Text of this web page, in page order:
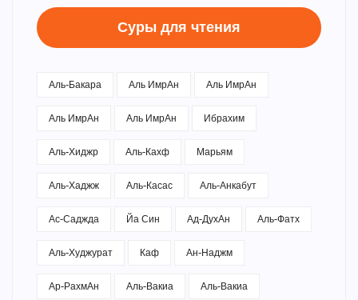
Суры для чтения
Аль-Бакара Аль ИмрАн
Аль ИмрАн
Аль ИмрАн
Аль ИмрАн
Ибрахим
Аль-Хиджр
Аль-Кахф
Марьям
Аль-Хаджж
Аль-Касас
Аль-Анкабут
Ас-Саджда
Йа Син Ад-ДухАн
Аль-Фатх
Аль-Худжурат
Каф
Ан-Наджм
Ар-РахмАн
Аль-Вакиа
Аль-Вакиа